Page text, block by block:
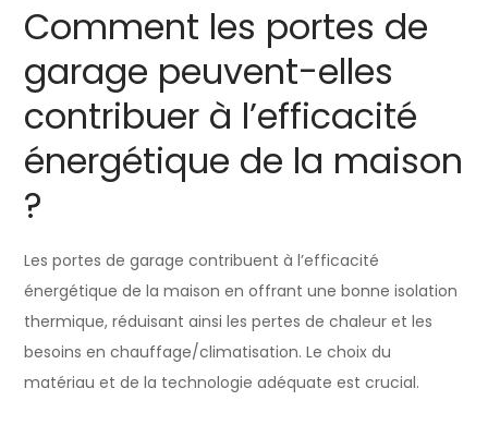
Comment les portes de
garage peuvent-elles
contribuer à l’efficacité
énergétique de la maison
?
Les portes de garage contribuent à l’efficacité
énergétique de la maison en offrant une bonne isolation
thermique, réduisant ainsi les pertes de chaleur et les
besoins en chauffage/climatisation. Le choix du
matériau et de la technologie adéquate est crucial.